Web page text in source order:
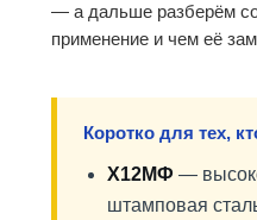
— а дальше разберём
применение и чем её
Коротко для тех,
Х12МФ —
штамповая